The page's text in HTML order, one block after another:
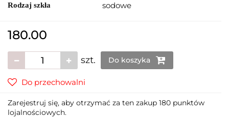
Rodzaj szkła sodowe
180.00
szt. Do koszyka
Do przechowalni
Zarejestruj się, aby otrzymać za ten zakup 180 punktów
lojalnościowych.